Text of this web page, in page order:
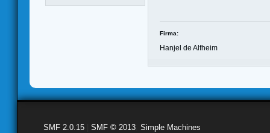
Firma:
Hanjel de Alfheim
SMF 2.0.15 SMF © 2013 Simple Machines